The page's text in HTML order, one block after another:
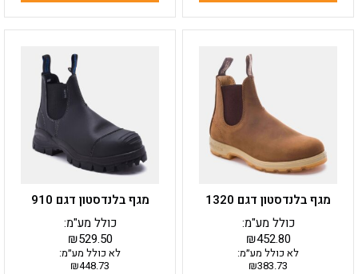
מגף בלנדסטון דגם 1320
₪452.80
כולל מע"מ:
לא כולל מע״מ:
₪383.73
מספר
סוגים.
ניתן
האפשרויות
המוצר
מגף בלנדסטון דגם 910
₪529.50
כולל מע"מ:
לא כולל מע״מ:
₪448.73
מספר
סוגים.
לבחור
האפשרויות
המוצר